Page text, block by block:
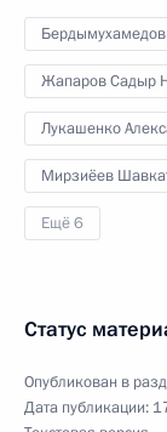
Жапаров Садыр
Лукашенко
Мирзиёев
Ещё 6
Статус
Опубликован в
Дата публикации: